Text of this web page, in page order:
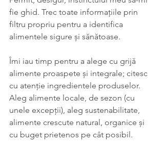
fie ghid. Trec toate informațiile prin
filtru propriu pentru a identifica
alimentele sigure și sănătoase.
Îmi iau timp pentru a alege cu grijă
alimente proaspete și integrale; citesc
cu atenție ingredientele produselor.
Aleg alimente locale, de sezon (cu
unele excepții), aleg sustenabilitate,
alimente crescute natural, organice și
cu buget prietenos pe cât posibil.